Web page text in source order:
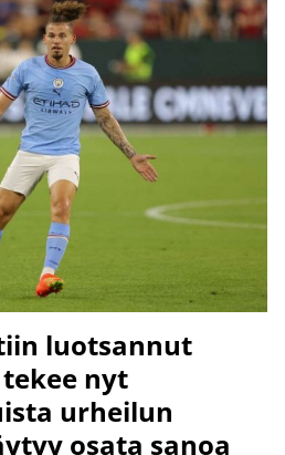
luotsannut
nyt
urheilun
osata sanoa